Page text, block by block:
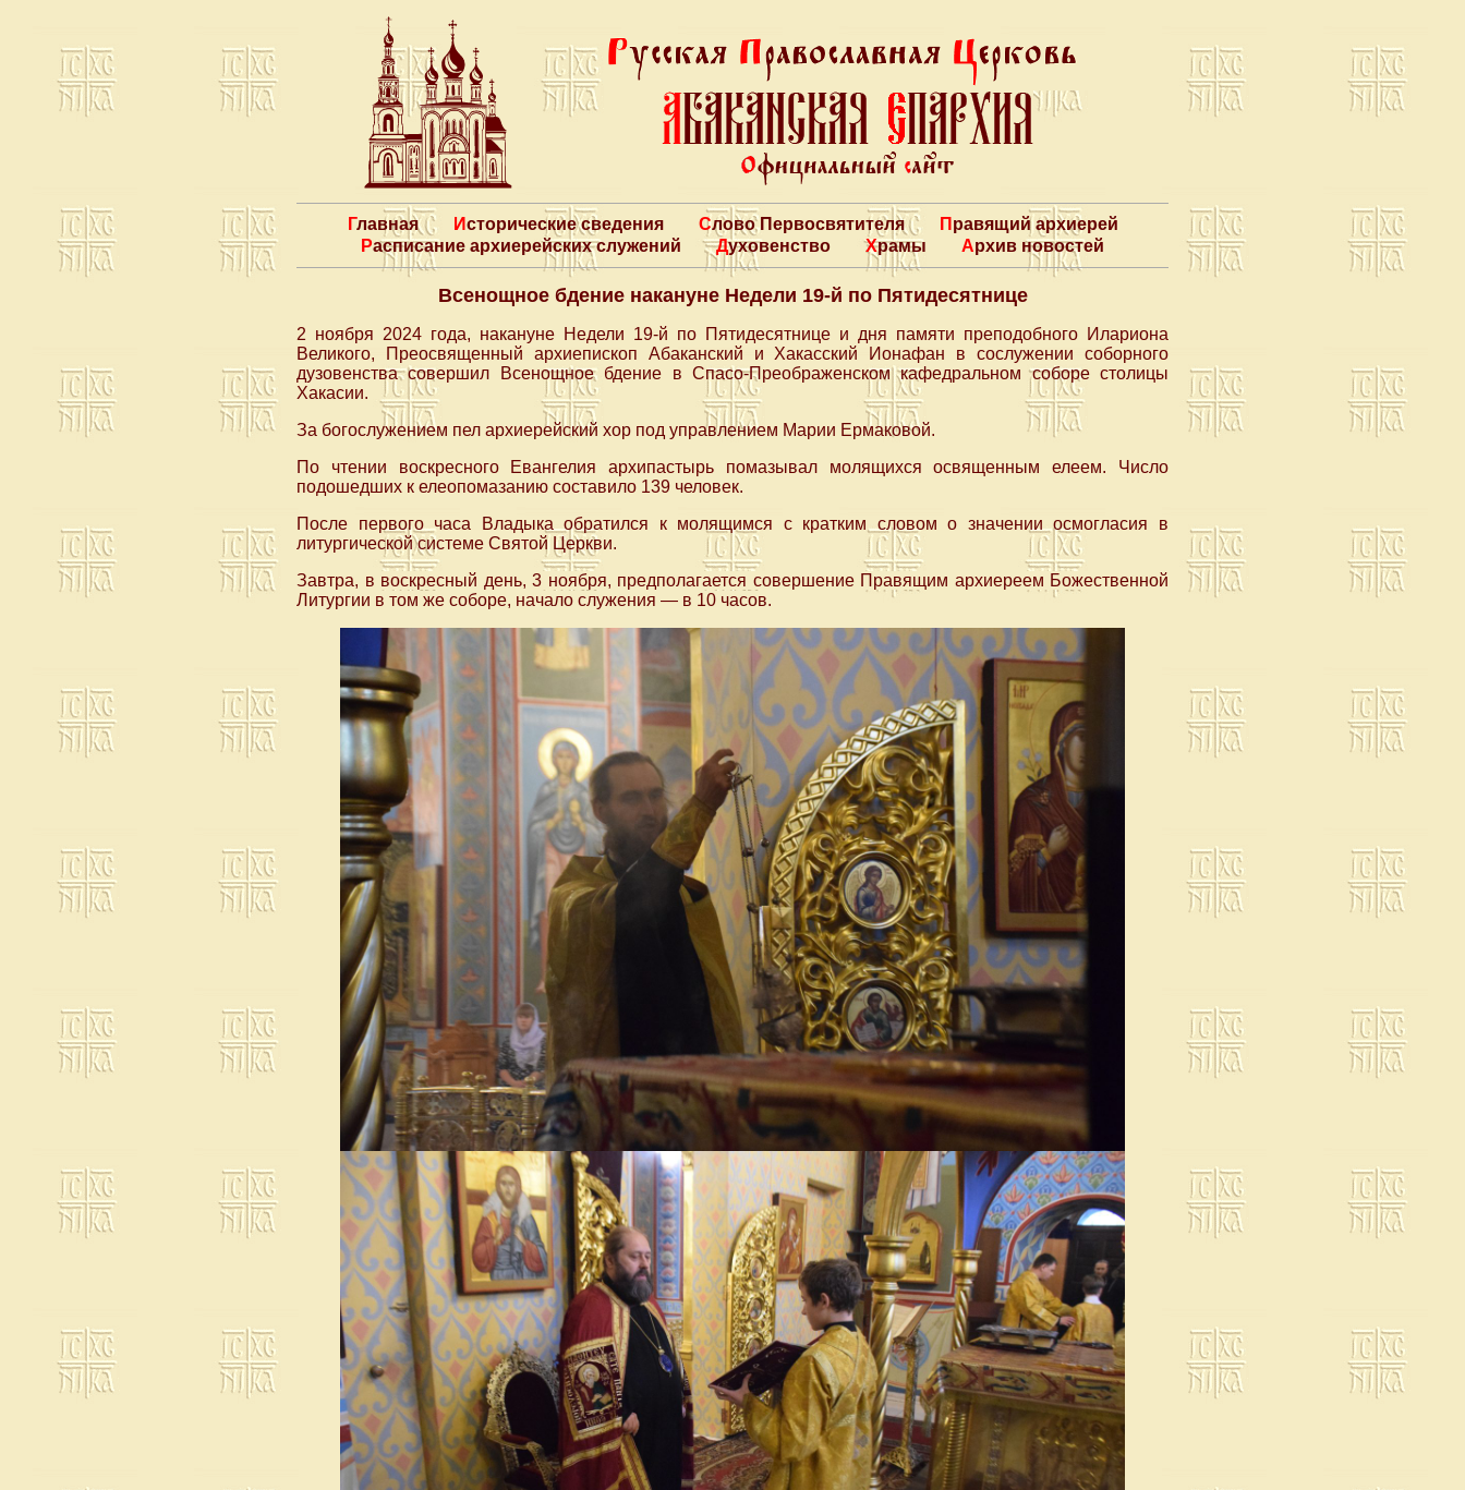
Главная Исторические сведения Слово Первосвятителя
Правящий архиерей
Расписание архиерейских служений
Духовенство Храмы Архив новостей
Всенощное бдение накануне Недели 19-й по Пятидесятнице
2 ноября 2024 года, накануне Недели 19-й по Пятидесятнице и дня памяти преподобного Илариона
Великого, Преосвященный архиепископ Абаканский и Хакасский Ионафан в сослужении соборного
дузовенства совершил Всенощное бдение в Спасо-Преображенском кафедральном соборе столицы
Хакасии.
За богослужением пел архиерейский хор под управлением Марии Ермаковой.
По чтении воскресного Евангелия архипастырь помазывал молящихся освященным елеем. Число
подошедших к елеопомазанию составило 139 человек.
После первого часа Владыка обратился к молящимся с кратким словом о значении осмогласия в
литургической системе Святой Церкви.
Завтра, в воскресный день, 3 ноября, предполагается совершение Правящим архиереем Божественной
Литургии в том же соборе, начало служения — в 10 часов.